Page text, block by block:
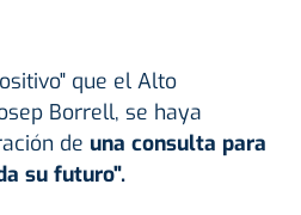
que el Alto
Borrell, se haya
de una consulta para
su futuro".